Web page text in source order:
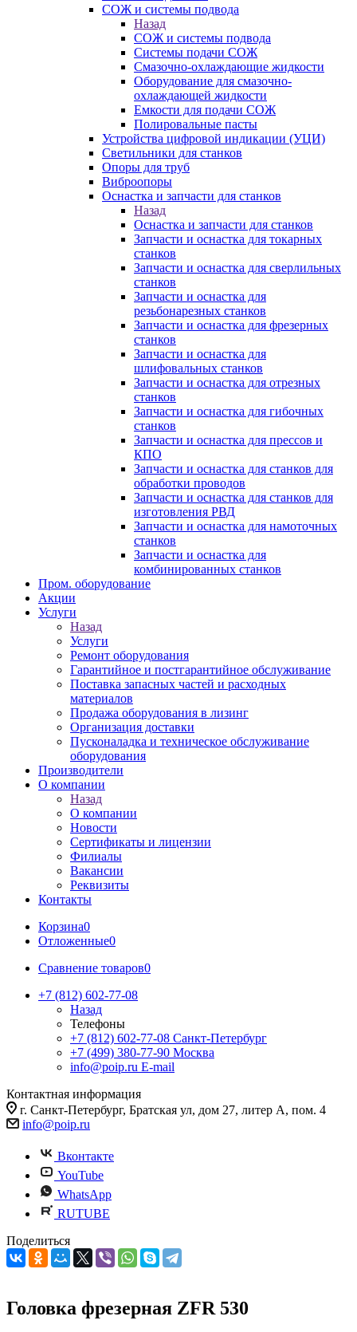
СОЖ и системы подвода
Назад
СОЖ и системы подвода
Системы подачи СОЖ
Смазочно-охлаждающие жидкости
Оборудование для смазочно-
охлаждающей жидкости
Емкости для подачи СОЖ
Полировальные пасты
Устройства цифровой индикации (УЦИ)
Светильники для станков
Опоры для труб
Виброопоры
Оснастка и запчасти для станков
Назад
Оснастка и запчасти для станков
Запчасти и оснастка для токарных
станков
Запчасти и оснастка для сверлильных
станков
Запчасти и оснастка для
резьбонарезных станков
Запчасти и оснастка для фрезерных
станков
Запчасти и оснастка для
шлифовальных станков
Запчасти и оснастка для отрезных
станков
Запчасти и оснастка для гибочных
станков
Запчасти и оснастка для прессов и
КПО
Запчасти и оснастка для станков для
обработки проводов
Запчасти и оснастка для станков для
изготовления РВД
Запчасти и оснастка для намоточных
станков
Запчасти и оснастка для
комбинированных станков
Пром. оборудование
Акции
Услуги
Назад
Услуги
Ремонт оборудования
Гарантийное и постгарантийное обслуживание
Поставка запасных частей и расходных
материалов
Продажа оборудования в лизинг
Организация доставки
Пусконаладка и техническое обслуживание
оборудования
Производители
О компании
Назад
О компании
Новости
Сертификаты и лицензии
Филиалы
Вакансии
Реквизиты
Контакты
Корзина0
Отложенные0
Сравнение товаров0
+7 (812) 602-77-08
Назад
Телефоны
+7 (812) 602-77-08 Санкт-Петербург
+7 (499) 380-77-90 Москва
info@poip.ru E-mail
Контактная информация
г. Санкт-Петербург, Братская ул, дом 27, литер А, пом. 4
info@poip.ru
Вконтакте
YouTube
WhatsApp
RUTUBE
Поделиться
Головка фрезерная ZFR 530